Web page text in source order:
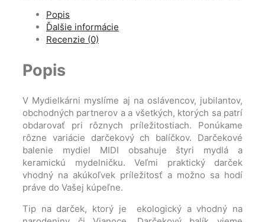
Popis
Ďalšie informácie
Recenzie (0)
Popis
V Mydielkárni myslíme aj na oslávencov, jubilantov,
obchodných partnerov a a všetkých, ktorých sa patrí
obdarovať pri rôznych príležitostiach. Ponúkame
rôzne variácie darčekový ch balíčkov. Darčekové
balenie mydiel MIDI obsahuje štyri mydlá a
keramickú mydelničku. Veľmi praktický darček
vhodný na akúkoľvek príležitosť a možno sa hodí
práve do Vašej kúpeľne.
Tip na darček, ktorý je ekologický a vhodný na